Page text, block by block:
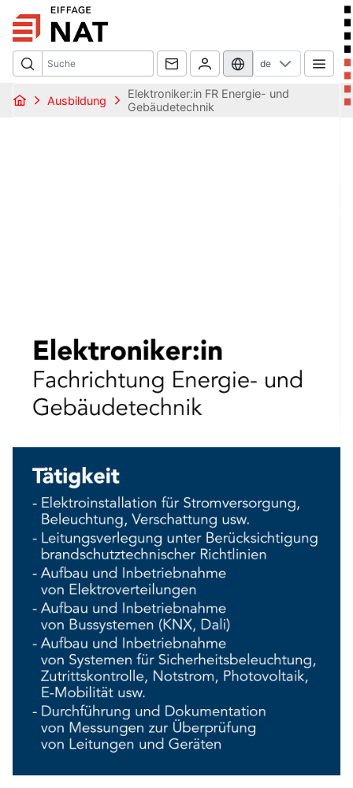
de
Ausbildung
Elektroniker:in FR Energie- und
Gebäudetechnik